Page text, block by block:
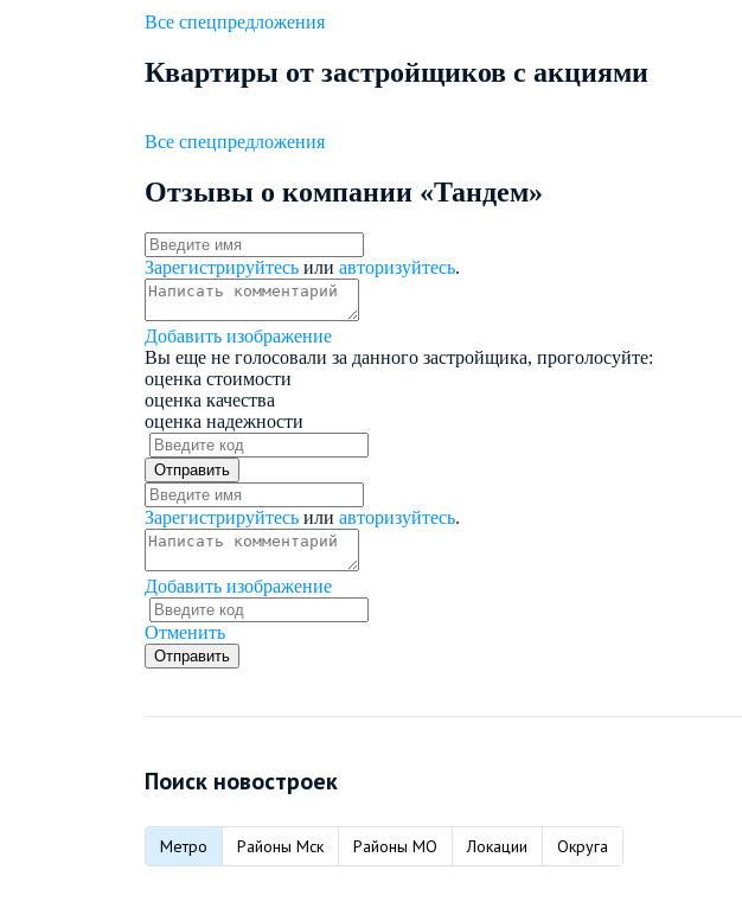
Все спецпредложения
Квартиры от застройщиков с акциями
Все спецпредложения
Отзывы о компании «Тандем»
Зарегистрируйтесь или авторизуйтесь.
Добавить изображение
Вы еще не голосовали за данного застройщика, проголосуйте:
оценка стоимости
оценка качества
оценка надежности
Зарегистрируйтесь или авторизуйтесь.
Добавить изображение
Отменить
Поиск новостроек
Метро Районы Мск Районы МО Локации Округа